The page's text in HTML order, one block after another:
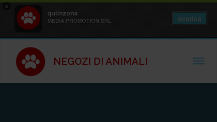
×
quiinzona
MEDIA PROMOTION SRL scarica
NEGOZI DI ANIMALI